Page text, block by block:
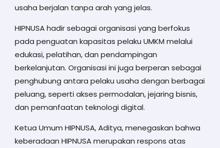
usaha berjalan tanpa arah yang jelas.
HIPNUSA hadir sebagai organisasi yang berfokus
pada penguatan kapasitas pelaku UMKM melalui
edukasi, pelatihan, dan pendampingan
berkelanjutan. Organisasi ini juga berperan sebagai
penghubung antara pelaku usaha dengan berbagai
peluang, seperti akses permodalan, jejaring bisnis,
dan pemanfaatan teknologi digital.
Ketua Umum HIPNUSA, Aditya, menegaskan bahwa
keberadaan HIPNUSA merupakan respons atas